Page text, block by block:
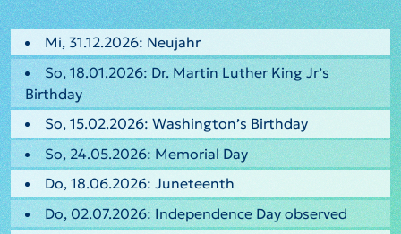
Mi, 31.12.2026: Neujahr
So, 18.01.2026: Dr. Martin Luther King Jr’s
Birthday
So, 15.02.2026: Washington’s Birthday
So, 24.05.2026: Memorial Day
Do, 18.06.2026: Juneteenth
Do, 02.07.2026: Independence Day observed